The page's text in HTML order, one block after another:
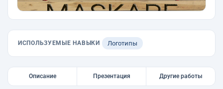
ИСПОЛЬЗУЕМЫЕ НАВЫКИ Логотипы
Описание Презентация Другие работы